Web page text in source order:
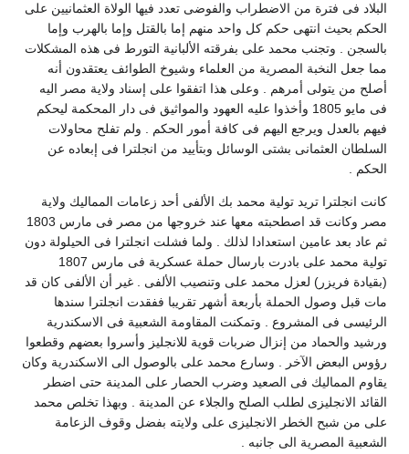
البلاد فى فترة من الاضطراب والفوضى تعدد فيها الولاة العثمانيين على
الحكم بحيث انتهى حكم كل واحد منهم إما بالقتل وإما بالهرب وإما
بالسجن . وتجنب محمد على بفرقته الألبانية التورط فى هذه المشكلات
مما جعل النخبة المصرية من العلماء وشيوخ الطوائف يعتقدون أنه
أصلح من يتولى أمرهم . وعلى هذا اتفقوا على إسناد ولاية مصر اليه
فى مايو 1805 وأخذوا عليه العهود والمواثيق فى دار المحكمة ليحكم
فيهم بالعدل ويرجع اليهم فى كافة أمور الحكم . ولم تفلح محاولات
السلطان العثمانى بشتى الوسائل وبتأييد من انجلترا فى إبعاده عن
الحكم .
كانت انجلترا تريد تولية محمد بك الألفى أحد زعامات المماليك ولاية
مصر وكانت قد اصطحبته معها عند خروجها من مصر فى مارس 1803
ثم عاد بعد عامين استعدادا لذلك . ولما فشلت انجلترا فى الحيلولة دون
تولية محمد على بادرت بارسال حملة عسكرية فى مارس 1807
(بقيادة فريزر) لعزل محمد على وتنصيب الألفى . غير أن الألفى كان قد
مات قبل وصول الحملة بأربعة أشهر تقريبا ففقدت انجلترا سندها
الرئيسى فى المشروع . وتمكنت المقاومة الشعبية فى الاسكندرية
ورشيد والحماد من إنزال ضربات قوية للانجليز وأسروا بعضهم وقطعوا
رؤوس البعض الآخر . وسارع محمد على بالوصول الى الاسكندرية وكان
يقاوم المماليك فى الصعيد وضرب الحصار على المدينة حتى اضطر
القائد الانجليزى لطلب الصلح والجلاء عن المدينة . وبهذا تخلص محمد
على من شبح الخطر الانجليزى على ولايته بفضل وقوف الزعامة
الشعبية المصرية الى جانبه .